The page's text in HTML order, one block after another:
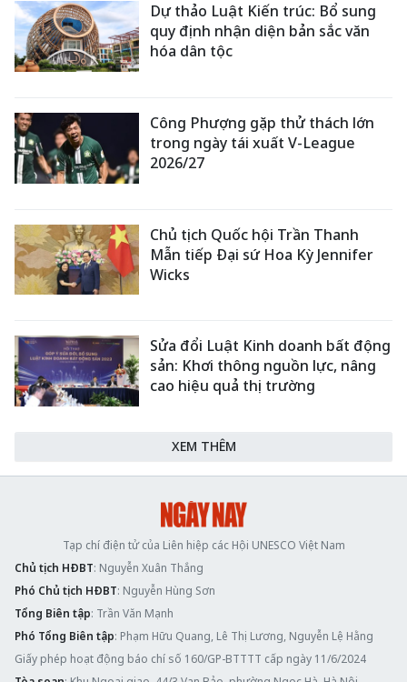
Dự thảo Luật Kiến trúc: Bổ sung
quy định nhận diện bản sắc văn
hóa dân tộc
Công Phượng gặp thử thách lớn
trong ngày tái xuất V-League
2026/27
Chủ tịch Quốc hội Trần Thanh
Mẫn tiếp Đại sứ Hoa Kỳ Jennifer
Wicks
Sửa đổi Luật Kinh doanh bất động
sản: Khơi thông nguồn lực, nâng
cao hiệu quả thị trường
XEM THÊM
Tạp chí điện tử của Liên hiệp các Hội UNESCO Việt Nam
Chủ tịch HĐBT: Nguyễn Xuân Thắng
Phó Chủ tịch HĐBT: Nguyễn Hùng Sơn
Tổng Biên tập: Trần Văn Mạnh
Phó Tổng Biên tập: Phạm Hữu Quang, Lê Thị Lương, Nguyễn Lệ Hằng
Giấy phép hoạt động báo chí số 160/GP-BTTTT cấp ngày 11/6/2024